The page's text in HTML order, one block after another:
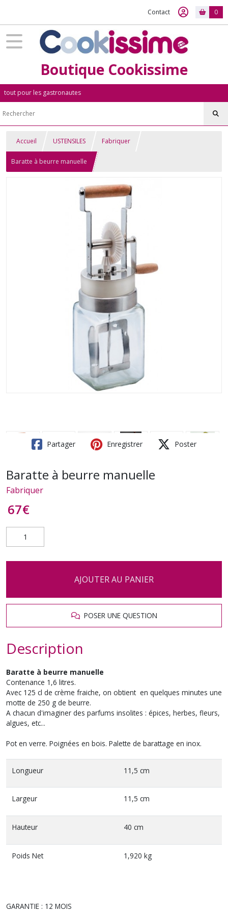
Contact 0
Boutique Cookissime
tout pour les gastronautes
Accueil USTENSILES Fabriquer
Baratte à beurre manuelle
Partager Enregistrer Poster
Baratte à beurre manuelle
Fabriquer
67€
AJOUTER AU PANIER
POSER UNE QUESTION
Description
Baratte à beurre manuelle
Contenance 1,6 litres.
Avec 125 cl de crème fraiche, on obtient en quelques minutes une
motte de 250 g de beurre.
A chacun d'imaginer des parfums insolites : épices, herbes, fleurs,
algues, etc...
Pot en verre. Poignées en bois. Palette de barattage en inox.
Longueur 11,5 cm
Largeur 11,5 cm
Hauteur 40 cm
Poids Net 1,920 kg
GARANTIE : 12 MOIS